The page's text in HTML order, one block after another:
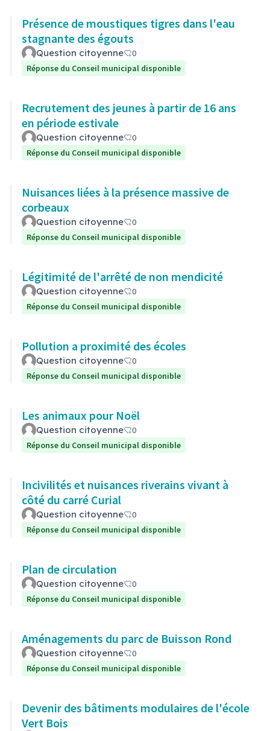
Présence de moustiques tigres dans l'eau
stagnante des égouts
Question citoyenne
0
Réponse du Conseil municipal disponible
Recrutement des jeunes à partir de 16 ans
en période estivale
Question citoyenne
0
Réponse du Conseil municipal disponible
Nuisances liées à la présence massive de
corbeaux
Question citoyenne
0
Réponse du Conseil municipal disponible
Légitimité de l'arrêté de non mendicité
Question citoyenne
0
Réponse du Conseil municipal disponible
Pollution a proximité des écoles
Question citoyenne
0
Réponse du Conseil municipal disponible
Les animaux pour Noël
Question citoyenne
0
Réponse du Conseil municipal disponible
Incivilités et nuisances riverains vivant à
côté du carré Curial
Question citoyenne
0
Réponse du Conseil municipal disponible
Plan de circulation
Question citoyenne
0
Réponse du Conseil municipal disponible
Aménagements du parc de Buisson Rond
Question citoyenne
0
Réponse du Conseil municipal disponible
Devenir des bâtiments modulaires de l'école
Vert Bois